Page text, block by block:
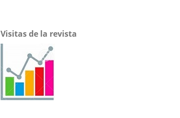
Visitas de la revista